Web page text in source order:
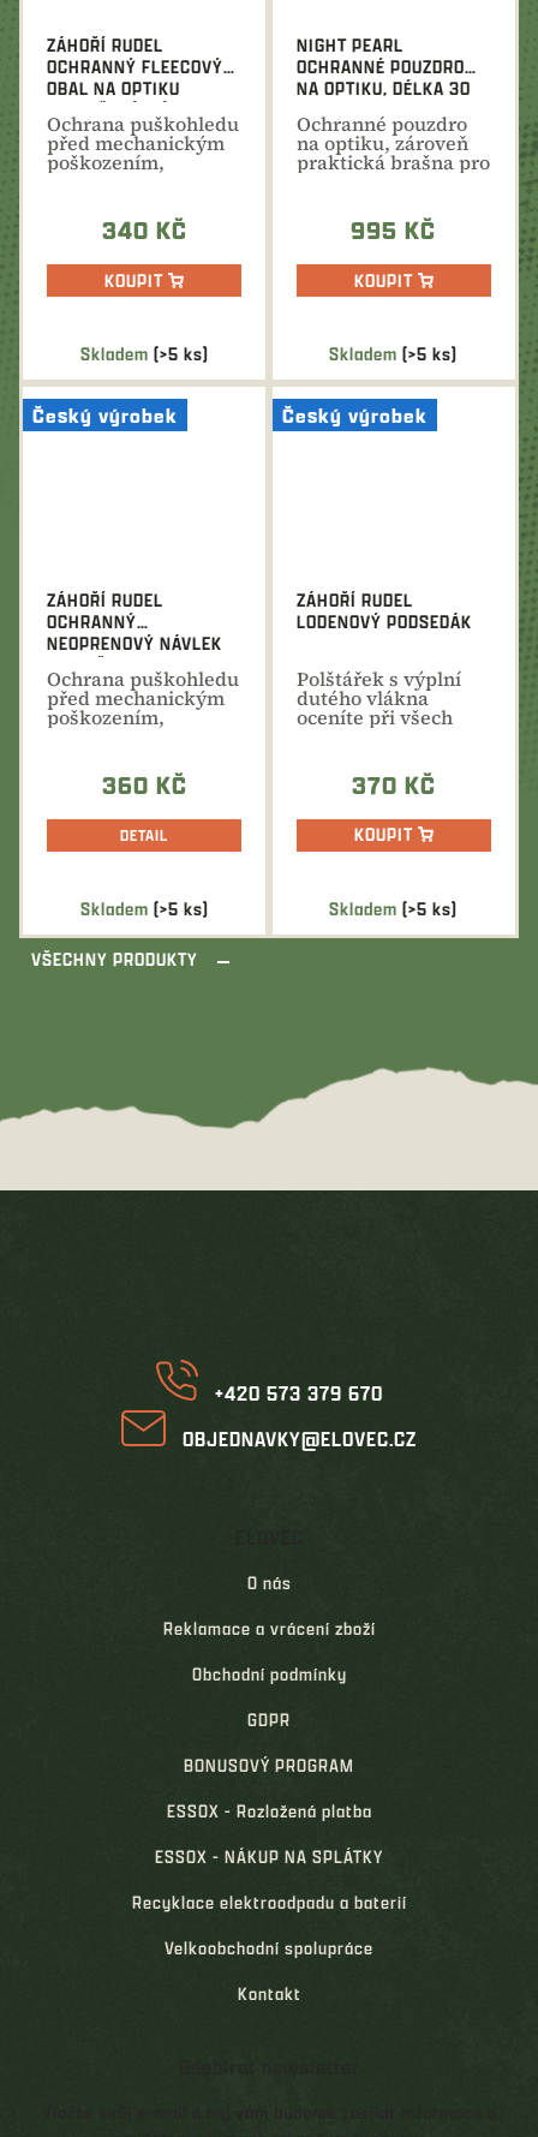
Skladem (>5 ks)
ZÁHOŘÍ RUDEL
OCHRANNÝ FLEECOVÝ
OBAL NA OPTIKU
VYZTUŽENÝ, DÉLKA 38
CM - ORANŽOVÝ
Ochrana puškohledu
před mechanickým
poškozením,
povětrnostními vlivy
340 KČ
KOUPIT
Skladem(>5 ks)
NIGHT PEARL
OCHRANNÉ POUZDRO
NA OPTIKU, DÉLKA 30
Ochranné pouzdro
na optiku, zároveň
praktická brašna pro
přenos drobného...
995 KČ
KOUPIT
Český výrobek
Skladem (>5 ks)
ZÁHOŘÍ RUDEL
OCHRANNÝ
NEOPRENOVÝ NÁVLEK
NA PUŠKOHLED
Ochrana puškohledu
před mechanickým
poškozením,
vlhkostí i
360 KČ
DETAIL
Český výrobek
Skladem(>5 ks)
ZÁHOŘÍ RUDEL
LODENOVÝ PODSEDÁK
Polštářek s výplní
dutého vlákna
oceníte při všech
toulkách přírodou....
370 KČ
KOUPIT
VŠECHNY PRODUKTY
+420 573 379 670
OBJEDNAVKY@ELOVEC.CZ
O nás
Reklamace a vrácení zboží
Obchodní podmínky
GDPR
BONUSOVÝ PROGRAM
ESSOX - Rozložená platba
ESSOX - NÁKUP NA SPLÁTKY
Recyklace elektroodpadu a baterií
Velkoobchodní spolupráce
Kontakt